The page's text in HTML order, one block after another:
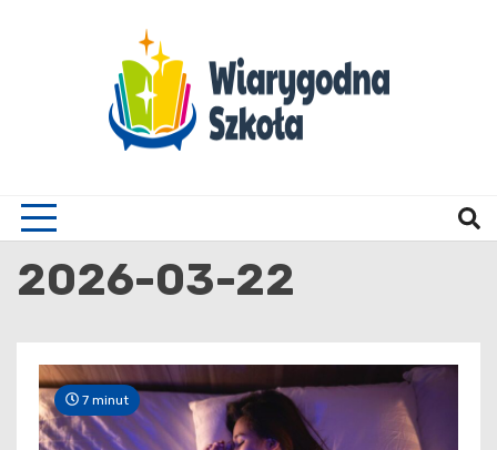
2026-03-22
7 minut